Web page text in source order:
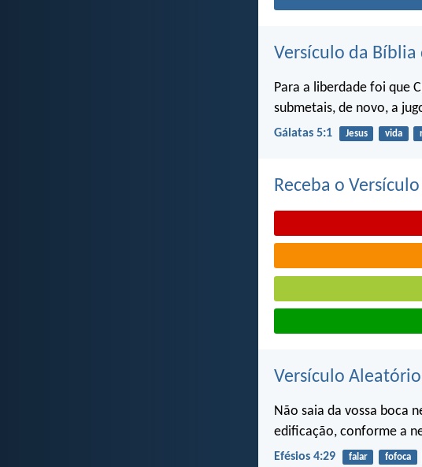
Versículo da Bíblia
Para a liberdade foi que
submetais, de novo, a
Gálatas 5:1 Jesus vida
Receba o
Versículo
Não saia da vossa boca
edificação, conforme a
Efésios 4:29 falar fofoca